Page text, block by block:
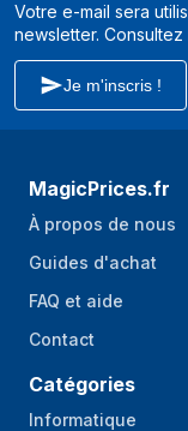
Votre e-mail sera
newsletter. Consultez
Je m'inscris !
MagicPrices.fr
À propos de nous
Guides d'achat
FAQ et aide
Contact
Catégories
Informatique